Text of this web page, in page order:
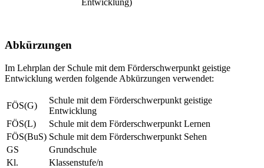
Entwicklung)
Abkürzungen
Im Lehrplan der Schule mit dem Förderschwerpunkt geistige
Entwicklung werden folgende Abkürzungen verwendet:
FÖS(G)
Schule mit dem Förderschwerpunkt geistige
Entwicklung
FÖS(L)
Schule mit dem Förderschwerpunkt Lernen
FÖS(BuS) Schule mit dem Förderschwerpunkt Sehen
GS
Grundschule
Kl.
Klassenstufe/n